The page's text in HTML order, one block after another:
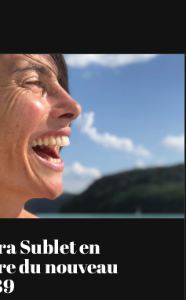
Sublet en
du nouveau